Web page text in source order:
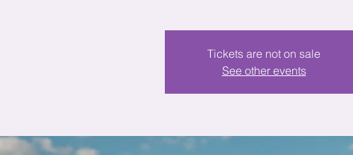
Tickets are not on sale
See other events